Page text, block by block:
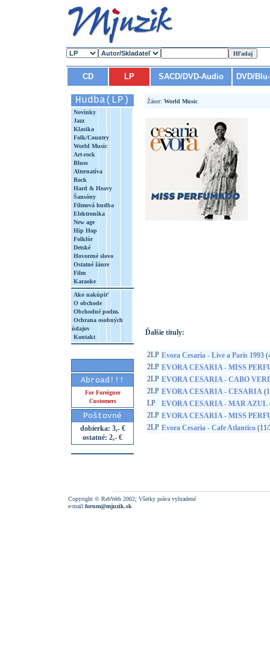
CD LP SACD/DVD-Audio DVD/
Hudba(LP)
Novinky
Jazz
Klasika
Folk/Country
World Music
Art-rock
Blues
Alternatíva
Rock
Hard & Heavy
Šansóny
Filmová hudba
Elektronika
New age
Hip Hop
Folklór
Detské
Hovorené slovo
Ostatné žánre
Film
Karaoke
Ako nakúpiť
O obchode
Obchodné podm.
Ochrana osobných
údajov
Kontakt
Abroad!!!
For Foreigner
Customers
Poštovné
dobierka: 3,- €
ostatné: 2,- €
Žáner: World Music
Ďalšie tituly:
2LP Evora Cesaria - Live a Paris 1993
2LP EVORA CESARIA - MISS
2LP EVORA CESARIA - CABO
2LP EVORA CESARIA - CESARIA
LP
EVORA CESARIA - MAR AZUL
2LP EVORA CESARIA - MISS
2LP Evora Cesaria - Cafe Atlantico
Copyright © RebWeb 2002; Všetky práva vyhradené
e-mail:forum@mjuzik.sk